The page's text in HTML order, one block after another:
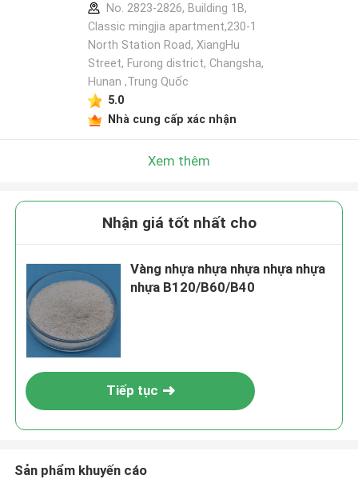
No. 2823-2826, Building 1B,
Classic mingjia apartment,230-1
North Station Road, XiangHu
Street, Furong district, Changsha,
Hunan ,Trung Quốc
5.0
Nhà cung cấp xác nhận
Xem thêm
Nhận giá tốt nhất cho
Vàng nhựa nhựa nhựa nhựa nhựa
nhựa B120/B60/B40
Tiếp tục
Sản phẩm khuyến cáo